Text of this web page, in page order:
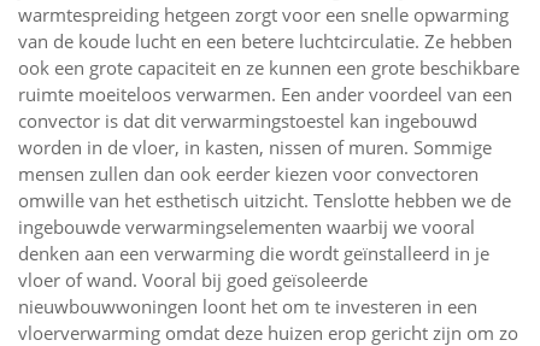
warmtespreiding hetgeen zorgt voor een snelle opwarming
van de koude lucht en een betere luchtcirculatie. Ze hebben
ook een grote capaciteit en ze kunnen een grote beschikbare
ruimte moeiteloos verwarmen. Een ander voordeel van een
convector is dat dit verwarmingstoestel kan ingebouwd
worden in de vloer, in kasten, nissen of muren. Sommige
mensen zullen dan ook eerder kiezen voor convectoren
omwille van het esthetisch uitzicht. Tenslotte hebben we de
ingebouwde verwarmingselementen waarbij we vooral
denken aan een verwarming die wordt geïnstalleerd in je
vloer of wand. Vooral bij goed geïsoleerde
nieuwbouwwoningen loont het om te investeren in een
vloerverwarming omdat deze huizen erop gericht zijn om zo